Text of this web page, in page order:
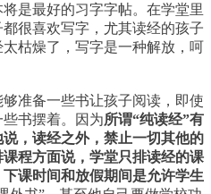
是最好的习字字帖。在学堂里
很喜欢写字，尤其读经的孩子
枯燥了，写字是一种解放，呵
准备一些书让孩子阅读，即使
书摆着。因为所谓“纯读经”有
，读经之外，禁止一切其他的
程方面说，学堂只排读经的课
课时间和放假期间是允许学生